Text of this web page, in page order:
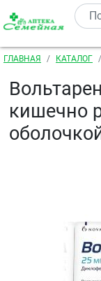
Перейти к
Строка
ГЛАВНАЯ КАТАЛОГ
кишечно